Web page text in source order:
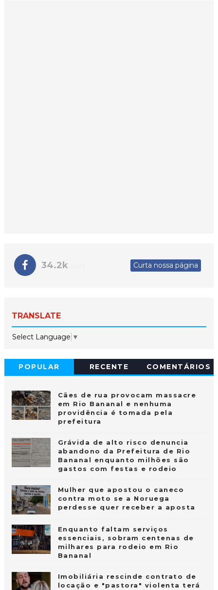
34.2k Curta nossa página
TRANSLATE
Select Language ▼
POPULAR RECENTE COMENTÁRIOS
Cães de rua provocam massacre
em Rio Bananal e nenhuma
providência é tomada pela
prefeitura
Grávida de alto risco denuncia
abandono da Prefeitura de Rio
Bananal enquanto milhões são
gastos com festas e rodeio
Mulher que apostou o caneco
contra moto se a Noruega
perdesse quer receber a aposta
Enquanto faltam serviços
essenciais, sobram centenas de
milhares para rodeio em Rio
Bananal
Imobiliária rescinde contrato de
locação e "pastora" violenta terá